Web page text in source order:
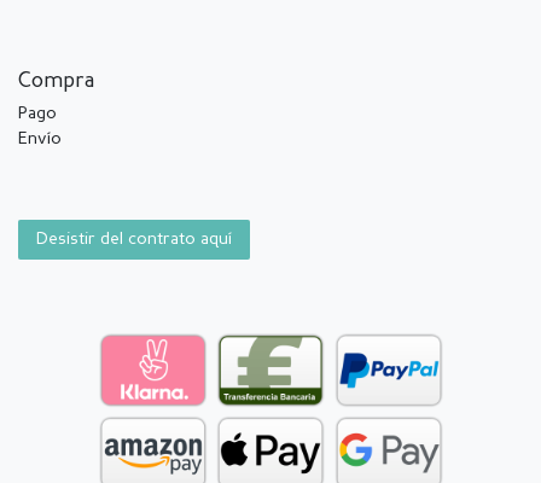
Compra
Pago
Envío
Desistir del contrato aquí